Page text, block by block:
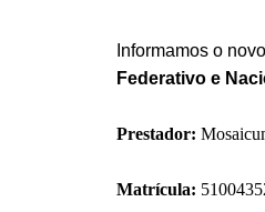
Informamos o
Federativo e
Prestador:
Matrícula: